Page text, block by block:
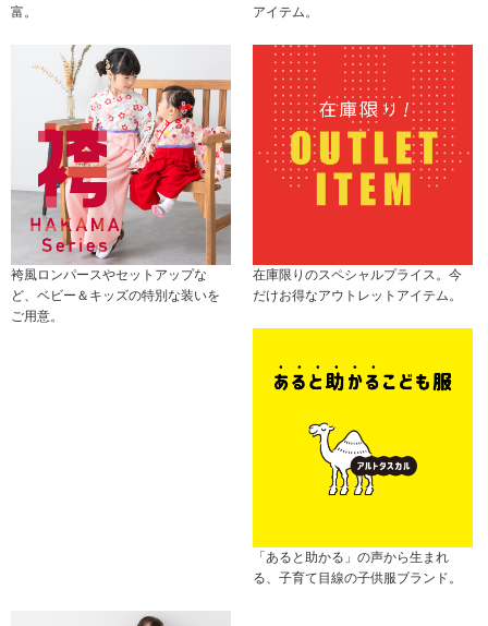
富。
アイテム。
袴風ロンパースやセットアップな
ど、ベビー＆キッズの特別な装いを
ご用意。
在庫限りのスペシャルプライス。今
だけお得なアウトレットアイテム。
「あると助かる」の声から生まれ
る、子育て目線の子供服ブランド。